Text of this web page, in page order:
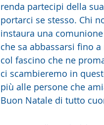
renda partecipi della
portarci se stesso. Chi
instaura una
che sa abbassarsi fino
col fascino che ne
ci scambieremo in
più alle persone che
Buon Natale di tutto